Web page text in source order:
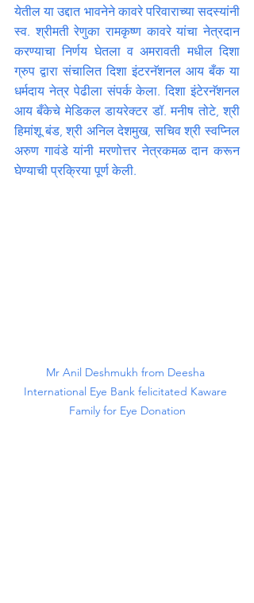
येतील या उद्दात भावनेने कावरे परिवाराच्या सदस्यांनी
स्व. श्रीमती रेणुका रामकृष्ण कावरे यांचा नेत्रदान
करण्याचा निर्णय घेतला व अमरावती मधील दिशा
ग्रुप द्वारा संचालित दिशा इंटरनॅशनल आय बँक या
धर्मदाय नेत्र पेढीला संपर्क केला. दिशा इंटेरनॅशनल
आय बँकेचे मेडिकल डायरेक्टर डॉ. मनीष तोटे, श्री
हिमांशू बंड, श्री अनिल देशमुख, सचिव श्री स्वप्निल
अरुण गावंडे यांनी मरणोत्तर नेत्रकमळ दान करून
घेण्याची प्रक्रिया पूर्ण केली.
Mr Anil Deshmukh from Deesha
International Eye Bank felicitated Kaware
Family for Eye Donation